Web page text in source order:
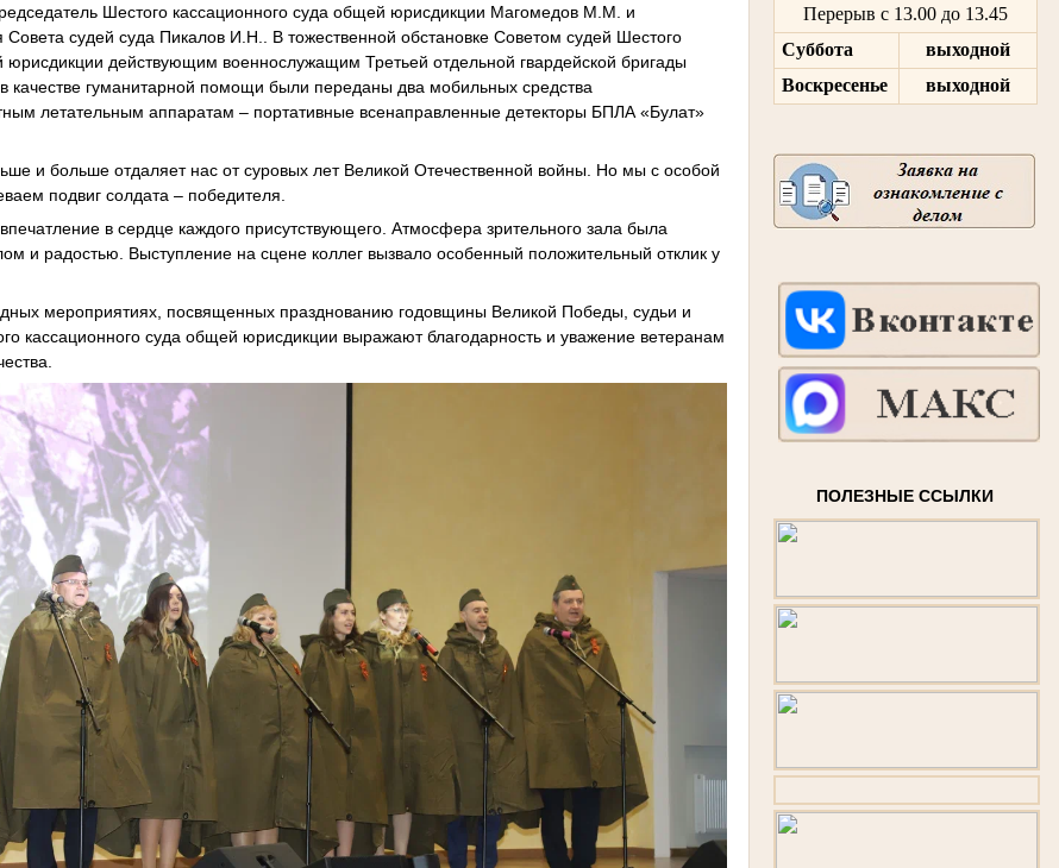
Перерыв с 13.00 до 13.45
Суббота
выходной
Воскресенье
выходной
ПОЛЕЗНЫЕ ССЫЛКИ
Шестого кассационного суда общей юрисдикции Магомедов М.М. и
Совета судей суда Пикалов И.Н.. В тожественной обстановке Советом судей Шестого
юрисдикции действующим военнослужащим Третьей отдельной гвардейской бригады
качестве гуманитарной помощи были переданы два мобильных средства
летательным аппаратам – портативные всенаправленные детекторы БПЛА «Булат»
и больше отдаляет нас от суровых лет Великой Отечественной войны. Но мы с особой
подвиг солдата – победителя.
в сердце каждого присутствующего. Атмосфера зрительного зала была
и радостью. Выступление на сцене коллег вызвало особенный положительный отклик у
мероприятиях, посвященных празднованию годовщины Великой Победы, судьи и
кассационного суда общей юрисдикции выражают благодарность и уважение ветеранам